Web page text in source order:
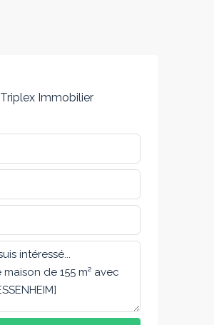
Triplex Immobilier